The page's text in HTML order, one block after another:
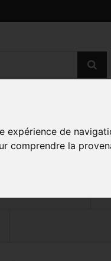
de
comprendre la
LIVRAISON